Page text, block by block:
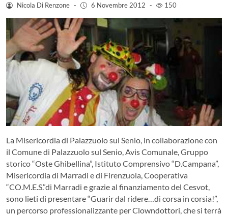
Nicola Di Renzone - 6 Novembre 2012 - 150
La Misericordia di Palazzuolo sul Senio, in collaborazione con
il Comune di Palazzuolo sul Senio, Avis Comunale, Gruppo
storico “Oste Ghibellina”, Istituto Comprensivo “D.Campana”,
Misericordia di Marradi e di Firenzuola, Cooperativa
“CO.M.E.S.”di Marradi e grazie al finanziamento del Cesvot,
sono lieti di presentare “Guarir dal ridere…di corsa in corsia!”,
un percorso professionalizzante per Clowndottori, che si terrà